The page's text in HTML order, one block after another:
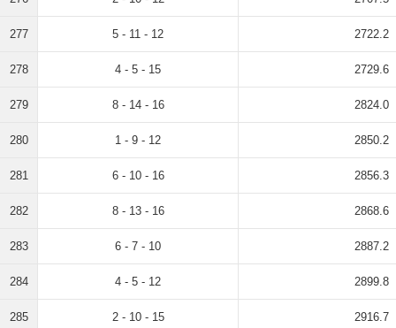
277 5 - 11 - 12 2722.2
278 4 - 5 - 15 2729.6
279 8 - 14 - 16 2824.0
280 1 - 9 - 12 2850.2
281 6 - 10 - 16 2856.3
282 8 - 13 - 16 2868.6
283 6 - 7 - 10 2887.2
284 4 - 5 - 12 2899.8
285 2 - 10 - 15 2916.7